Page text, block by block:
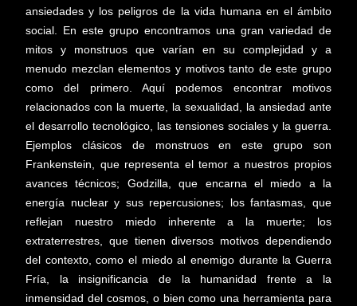
ansiedades y los peligros de la vida humana en el ámbito
social. En este grupo encontramos una gran variedad de
mitos y monstruos que varían en su complejidad y a
menudo mezclan elementos y motivos tanto de este grupo
como del primero. Aquí podemos encontrar motivos
relacionados con la muerte, la sexualidad, la ansiedad ante
el desarrollo tecnológico, las tensiones sociales y la guerra.
Ejemplos clásicos de monstruos en este grupo son
Frankenstein, que representa el temor a nuestros propios
avances técnicos; Godzilla, que encarna el miedo a la
energía nuclear y sus repercusiones; los fantasmas, que
reflejan nuestro miedo inherente a la muerte; los
extraterrestres, que tienen diversos motivos dependiendo
del contexto, como el miedo al enemigo durante la Guerra
Fría, la insignificancia de la humanidad frente a la
inmensidad del cosmos, o bien como una herramienta para